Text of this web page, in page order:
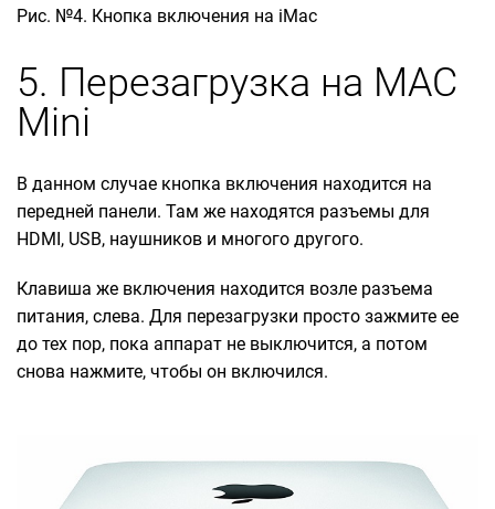
Рис. №4. Кнопка включения на iMac
5. Перезагрузка на MAC
Mini
В данном случае кнопка включения находится на
передней панели. Там же находятся разъемы для
HDMI, USB, наушников и многого другого.
Клавиша же включения находится возле разъема
питания, слева. Для перезагрузки просто зажмите ее
до тех пор, пока аппарат не выключится, а потом
снова нажмите, чтобы он включился.